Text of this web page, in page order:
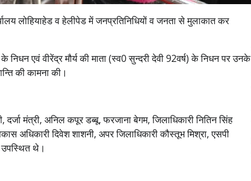
लोहियाहेड व हेलीपेड में जनप्रतिनिधियों व जनता से मुलाकात कर
एवं वीरेंद्र मौर्य की माता (स्व0 सुन्दरी देवी 92वर्ष) के निधन पर उनके
की कामना की।
मंत्री, अनिल कपूर डब्बू, फरजाना बेगम, जिलाधिकारी नितिन सिंह
अधिकारी दिवेश शाशनी, अपर जिलाधिकारी कौस्तूभ मिश्रा, एसपी
उपस्थित थे।